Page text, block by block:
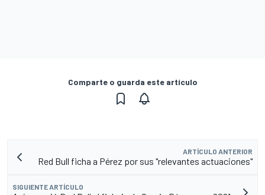
Comparte o guarda este artículo
ARTÍCULO ANTERIOR
Red Bull ficha a Pérez por sus "relevantes actuaciones"
SIGUIENTE ARTÍCULO